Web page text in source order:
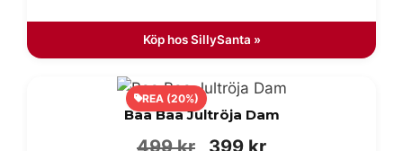
Köp hos SillySanta »
REA (20%)
Baa Baa Jultröja Dam
499kr Det
399 krDet